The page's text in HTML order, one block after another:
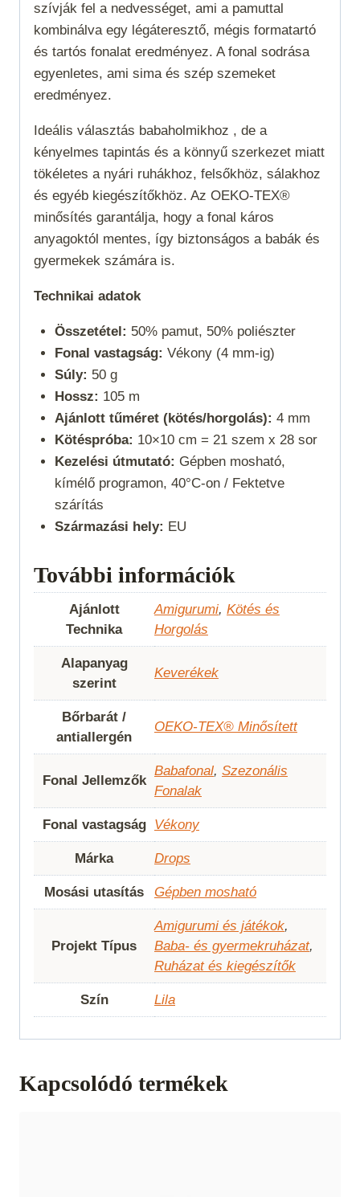
szívják fel a nedvességet, ami a pamuttal
kombinálva egy légáteresztő, mégis formatartó
és tartós fonalat eredményez. A fonal sodrása
egyenletes, ami sima és szép szemeket
eredményez.
Ideális választás babaholmikhoz , de a
kényelmes tapintás és a könnyű szerkezet miatt
tökéletes a nyári ruhákhoz, felsőkhöz, sálakhoz
és egyéb kiegészítőkhöz. Az OEKO-TEX®
minősítés garantálja, hogy a fonal káros
anyagoktól mentes, így biztonságos a babák és
gyermekek számára is.
Technikai adatok
Összetétel: 50% pamut, 50% poliészter
Fonal vastagság: Vékony (4 mm-ig)
Súly: 50 g
Hossz: 105 m
Ajánlott tűméret (kötés/horgolás): 4 mm
Kötéspróba: 10×10 cm = 21 szem x 28 sor
Kezelési útmutató: Gépben mosható,
kímélő programon, 40°C-on / Fektetve
szárítás
Származási hely: EU
További információk
Ajánlott
Technika
Amigurumi, Kötés és
Horgolás
Alapanyag
szerint
Keverékek
Bőrbarát /
antiallergén
OEKO-TEX® Minősített
Fonal Jellemzők
Babafonal, Szezonális
Fonalak
Fonal vastagság Vékony
Márka Drops
Mosási utasítás Gépben mosható
Projekt Típus
Amigurumi és játékok,
Baba- és gyermekruházat,
Ruházat és kiegészítők
Szín Lila
Kapcsolódó termékek